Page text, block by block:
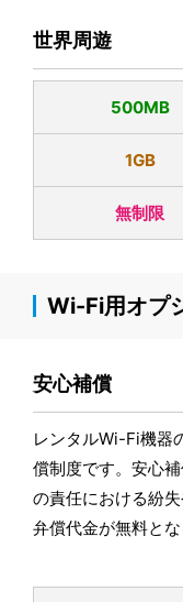
世界周遊
500MB
1GB
無制限
Wi-Fi用オプ
安心補償
レンタルWi-Fi機器
償制度です。安心
の責任における紛
弁償代金が無料と